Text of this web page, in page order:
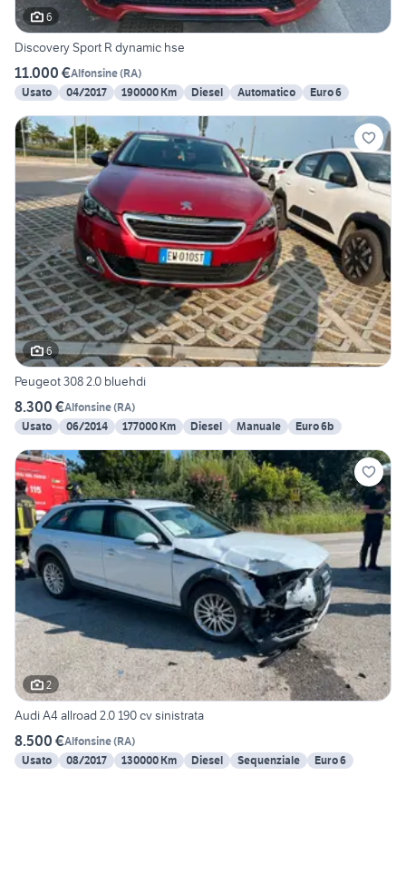
6
Discovery Sport R dynamic hse
11.000 €Alfonsine(RA)
Usato
04/2017 190000 Km Diesel Automatico Euro 6
6
Peugeot 308 2.0 bluehdi
8.300 €Alfonsine(RA)
Usato
06/2014 177000 Km Diesel Manuale Euro 6b
2
Audi A4 allroad 2.0 190 cv sinistrata
8.500 €Alfonsine(RA)
Usato
08/2017 130000 Km Diesel Sequenziale Euro 6